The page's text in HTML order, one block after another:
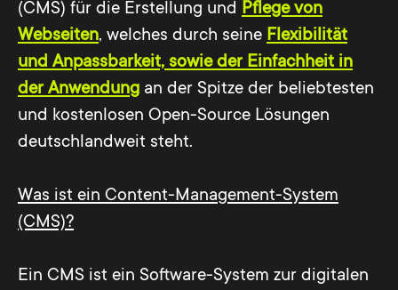
(CMS) für die Erstellung und Pflege von
Webseiten, welches durch seine Flexibilität
und Anpassbarkeit, sowie der Einfachheit in
der Anwendung an der Spitze der beliebtesten
und kostenlosen Open-Source Lösungen
deutschlandweit steht.
Was ist ein Content-Management-System
(CMS)?
Ein CMS ist ein Software-System zur digitalen